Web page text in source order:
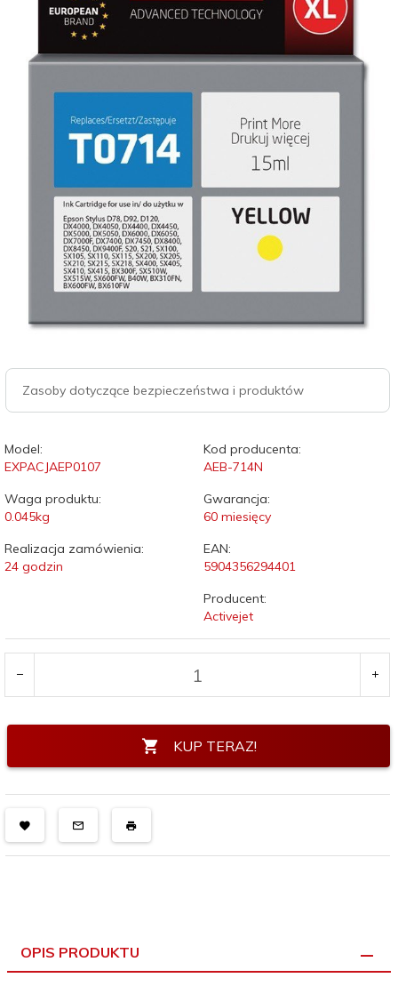
Zasoby dotyczące bezpieczeństwa i produktów
Model:
EXPACJAEP0107
Kod producenta:
AEB-714N
Waga produktu:
0.045kg
Gwarancja:
60 miesięcy
Realizacja zamówienia:
24 godzin
EAN:
5904356294401
Producent:
Activejet
KUP TERAZ!
OPIS PRODUKTU